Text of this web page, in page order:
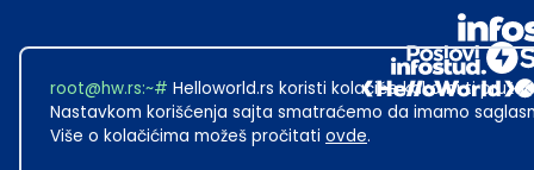
root@hw.rs:~# Helloworld.rs koristi kolačiće kako bi ti
Nastavkom korišćenja sajta smatraćemo da imamo
Više o kolačićima možeš pročitati ovde.